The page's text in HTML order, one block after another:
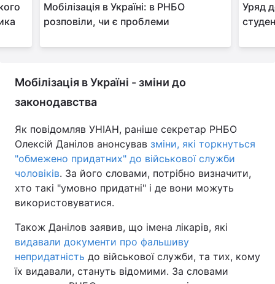
Мобілізація в Україні: в РНБО
розповіли, чи є проблеми
Уряд
Мобілізація в Україні - зміни до
законодавства
Як повідомляв УНІАН, раніше секретар РНБО
Олексій Данілов анонсував зміни, які торкнуться
"обмежено придатних" до військової служби
чоловіків. За його словами, потрібно визначити,
хто такі "умовно придатні" і де вони можуть
використовуватися.
Також Данілов заявив, що імена лікарів, які
видавали документи про фальшиву
непридатність до військової служби, та тих, кому
їх видавали, стануть відомими. За словами